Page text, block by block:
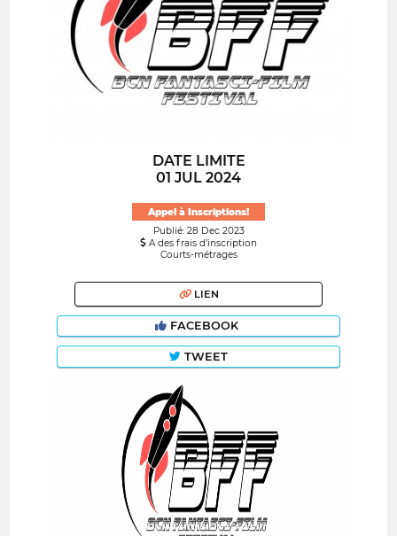
DATE LIMITE
01 JUL 2024
Appel à Inscriptions!
Publié: 28 Dec 2023
A des frais d’inscription
Courts-métrages
LIEN
FACEBOOK
TWEET